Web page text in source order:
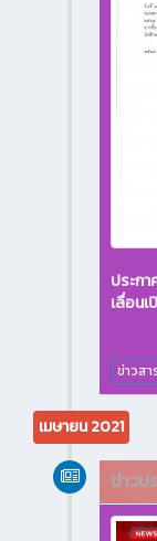
ประก
เลื่อน
ข่าวสา
เมษายน 2021
ข่าวป